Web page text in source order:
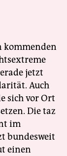
kommenden
jetzt
Auch
sich vor Ort
Die taz
im
bundesweit
einen